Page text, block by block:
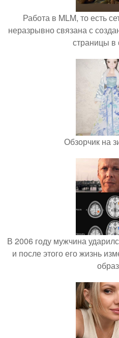
Работа в MLM, то есть
неразрывно связана с
страницы в
Обзорчик на
В 2006 году мужчина
и после этого его жизнь